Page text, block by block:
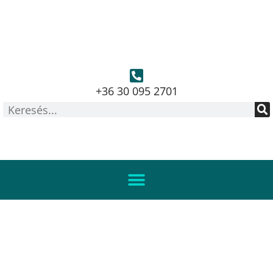
+36 30 095 2701